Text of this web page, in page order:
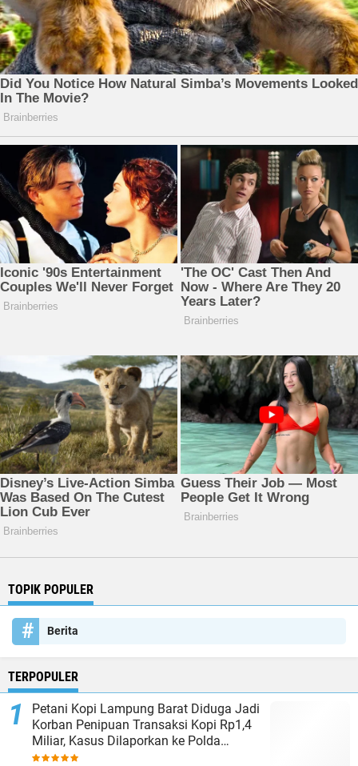
TOPIK POPULER
Berita
TERPOPULER
Petani Kopi Lampung Barat Diduga Jadi
Korban Penipuan Transaksi Kopi Rp1,4
Miliar, Kasus Dilaporkan ke Polda
Lampung